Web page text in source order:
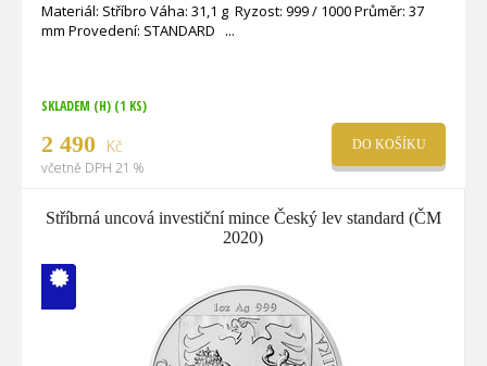
Materiál: Stříbro Váha: 31,1 g Ryzost: 999 / 1000 Průměr: 37
mm Provedení: STANDARD
SKLADEM (H) (1 KS)
2 490 Kč
včetně DPH 21 %
DO KOŠÍKU
Stříbrná uncová investiční mince Český lev standard (ČM
2020)
V ČM zcela